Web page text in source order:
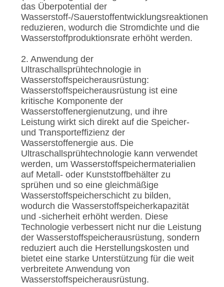
das Überpotential der
Wasserstoff-/Sauerstoffentwicklungsreaktionen
reduzieren, wodurch die Stromdichte und die
Wasserstoffproduktionsrate erhöht werden.
2. Anwendung der
Ultraschallsprühtechnologie in
Wasserstoffspeicherausrüstung:
Wasserstoffspeicherausrüstung ist eine
kritische Komponente der
Wasserstoffenergienutzung, und ihre
Leistung wirkt sich direkt auf die Speicher-
und Transporteffizienz der
Wasserstoffenergie aus. Die
Ultraschallsprühtechnologie kann verwendet
werden, um Wasserstoffspeichermaterialien
auf Metall- oder Kunststoffbehälter zu
sprühen und so eine gleichmäßige
Wasserstoffspeicherschicht zu bilden,
wodurch die Wasserstoffspeicherkapazität
und -sicherheit erhöht werden. Diese
Technologie verbessert nicht nur die Leistung
der Wasserstoffspeicherausrüstung, sondern
reduziert auch die Herstellungskosten und
bietet eine starke Unterstützung für die weit
verbreitete Anwendung von
Wasserstoffspeicherausrüstung.